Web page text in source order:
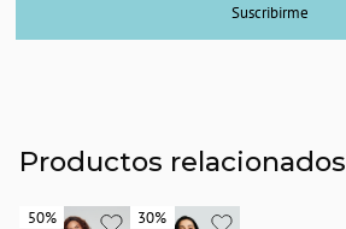
Suscribirme
Productos relacionados
50%
50% 30%
30%